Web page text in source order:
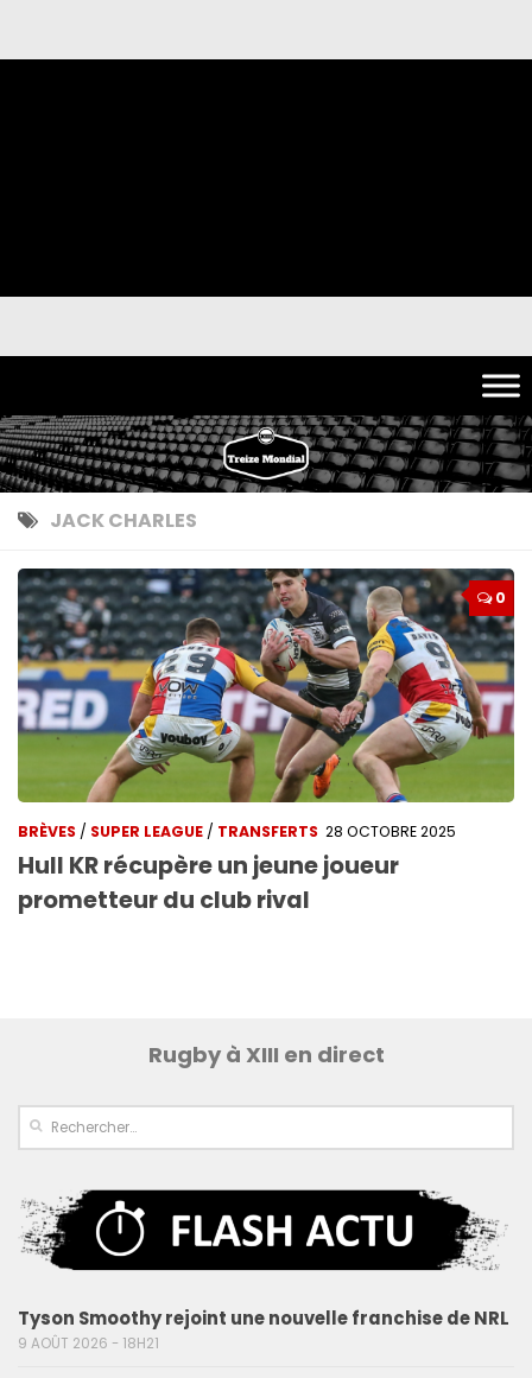
JACK CHARLES
0
BRÈVES / SUPER LEAGUE / TRANSFERTS 28 OCTOBRE 2025
Hull KR récupère un jeune joueur
prometteur du club rival
Rugby à XIII en direct
Tyson Smoothy rejoint une nouvelle franchise de NRL
9 AOÛT 2026 - 18H21